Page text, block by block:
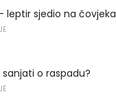
leptir sjedio na čovjeka
sanjati o raspadu?